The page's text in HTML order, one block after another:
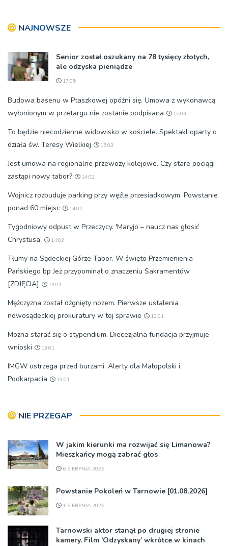
[ZDJĘCIA]
NAJNOWSZE
Senior został oszukany na 78 tysięcy złotych,
ale odzyska pieniądze
17:05
Budowa basenu w Ptaszkowej opóźni się. Umowa z wykonawcą
wyłonionym w przetargu nie zostanie podpisana
15:03
To będzie niecodzienne widowisko w kościele. Spektakl oparty o
działa św. Teresy Wielkiej
15:03
Jest umowa na regionalne przewozy kolejowe. Czy stare pociągi
zastąpi nowy tabor?
14:02
Wojnicz rozbuduje parking przy węźle przesiadkowym. Powstanie
ponad 60 miejsc
14:02
Tygodniowy odpust w Przeczycy. 'Maryjo – naucz nas głosić
Chrystusa’
14:02
Tłumy na Sądeckiej Górze Tabor. W święto Przemienienia
Pańskiego bp Jeż przypominał o znaczeniu Sakramentów
[ZDJĘCIA]
13:01
Mężczyzna został dźgnięty nożem. Pierwsze ustalenia
nowosądeckiej prokuratury w tej sprawie
13:01
Można starać się o stypendium. Diecezjalna fundacja przyjmuje
wnioski
13:01
IMGW ostrzega przed burzami. Alerty dla Małopolski i
Podkarpacia
13:01
NIE PRZEGAP
W jakim kierunki ma rozwijać się Limanowa?
Mieszkańcy mogą zabrać głos
6 SIERPNIA 2026
Powstanie Pokoleń w Tarnowie [01.08.2026]
1 SIERPNIA 2026
Tarnowski aktor stanął po drugiej stronie
kamery. Film 'Odzyskany’ wkrótce w kinach